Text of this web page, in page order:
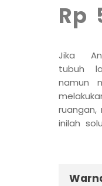
Rp
Jika
tubuh
namun
ruangan,
inilah